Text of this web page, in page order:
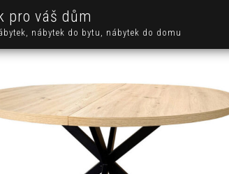
pro váš dům
nábytek do bytu, nábytek do domu